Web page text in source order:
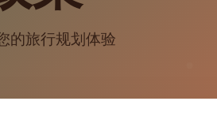
的旅行规划体验